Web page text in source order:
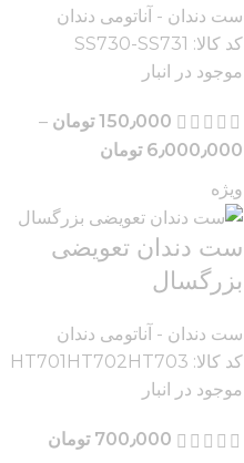
ست دندان - آناتومی دندان
کد کالا: SS730-SS731
موجود در انبار
150٫000 تومان –
6٫000٫000 تومان
ویژه
ست دندان تعویضی
بزرگسال
ست دندان - آناتومی دندان
کد کالا: HT701HT702HT703
موجود در انبار
700٫000 تومان